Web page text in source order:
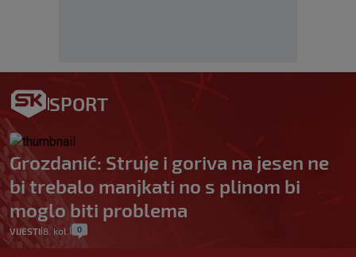
SPORT
Grozdanić: Struje i goriva na jesen ne
bi trebalo manjkati no s plinom bi
moglo biti problema
VIJESTI| 8. kol. 0